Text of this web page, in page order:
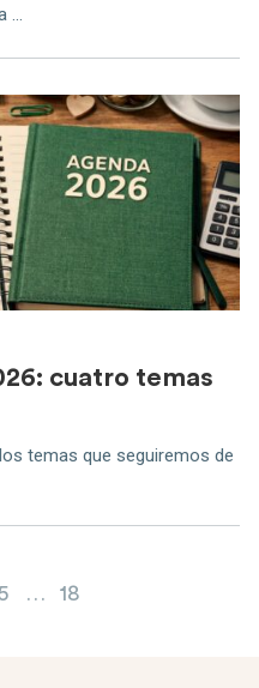
...
cuatro temas
temas que seguiremos de
… 18